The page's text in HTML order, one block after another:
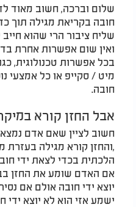
שלום וברכה, חשוב מאוד
חובה בקריאת מגילה תוך
שליח ציבור הרי שהוא
ואין שום אפשרות אחרת
בכל אפשרות טכנולוגית,
מיט / סקייפ או כל אמצעי
חובה.
אבל החזן קורא
חשוב לציין שאם אדם
,והחזן קורא מגילה בעזרת
הלכתית בכדי לצאת ידי
אם האדם שומע את החזן
יוצא ידי חובה אולם אם
ישמע אזי הוא לא יוצא ידי